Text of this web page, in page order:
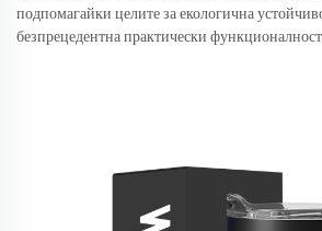
подпомагайки целите за екологична
безпрецедентна практически функционалност.